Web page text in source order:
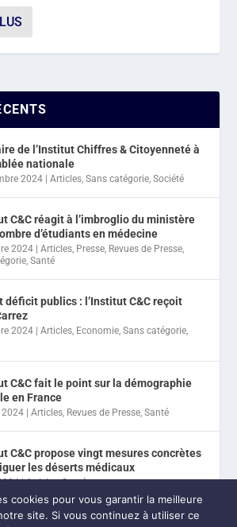
de l’Institut Chiffres & Citoyenneté à
nationale
2024 |Articles ,Sans catégorie ,Société
C&C réagit à l’imbroglio du ministère
d’étudiants en médecine
2024 |Articles Presse Revues de Presse
,Santé
déficit publics : l’Institut C&C reçoit
2024 |Articles Economie ,Sans catégorie
C&C fait le point sur la démographie
en France
2024 |Articles Revues de Presse ,Santé
C&C propose vingt mesures concrètes
les déserts médicaux
|Articles,Santé
cookies pour vous garantir la meilleure
site. Si vous continuez à utiliser ce